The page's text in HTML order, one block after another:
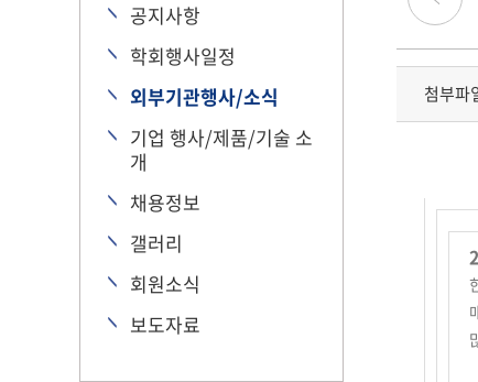
공지사항
학회행사일정
외부기관행사/소식
기업 행사/제품/기술 소
개
채용정보
갤러리
회원소식
보도자료
첨부파